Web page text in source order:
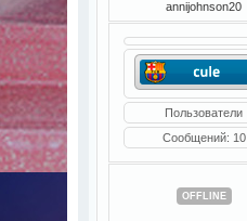
annijohnson20
Пользователи
Сообщений: 10
OFFLINE